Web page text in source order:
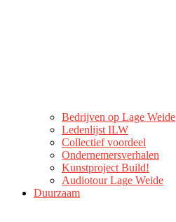
Bedrijven op Lage Weide
Ledenlijst ILW
Collectief voordeel
Ondernemersverhalen
Kunstproject Build!
Audiotour Lage Weide
Duurzaam